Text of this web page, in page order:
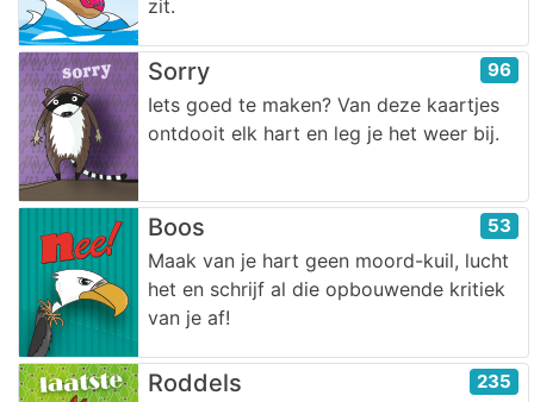
zit.
Sorry 96
Iets goed te maken? Van deze kaartjes
ontdooit elk hart en leg je het weer bij.
Boos 53
Maak van je hart geen moord-kuil, lucht
het en schrijf al die opbouwende kritiek
van je af!
Roddels 235